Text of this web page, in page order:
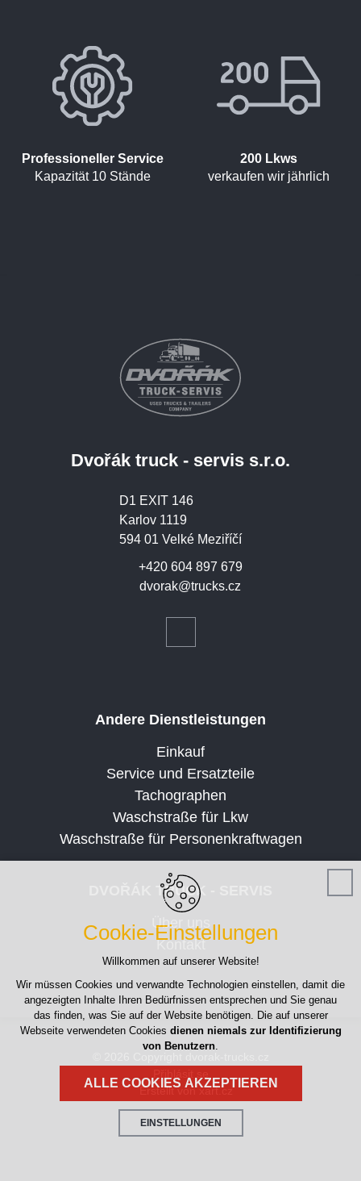
Professioneller Service
Kapazität 10 Stände
200 Lkws
verkaufen wir jährlich
Dvořák truck - servis s.r.o.
dvorak@trucks.cz
+420 604 897 679
D1 EXIT 146
Karlov 1119
594 01 Velké Meziříčí
Andere Dienstleistungen
Einkauf
Service und Ersatzteile
Tachographen
Waschstraße für Lkw
Waschstraße für Personenkraftwagen
DVOŘÁK TRUCK - SERVIS
Über uns
Kontakt
Erstellt von xart.cz
Cookie-Einstellungen
Willkommen auf unserer Website!
Wir müssen Cookies und verwandte Technologien einstellen, damit die
angezeigten Inhalte Ihren Bedürfnissen entsprechen und Sie genau
das finden, was Sie auf der Website benötigen. Die auf unserer
Webseite verwendeten Cookies dienen niemals zur Identifizierung
von Benutzern.
ALLE COOKIES AKZEPTIEREN
EINSTELLUNGEN